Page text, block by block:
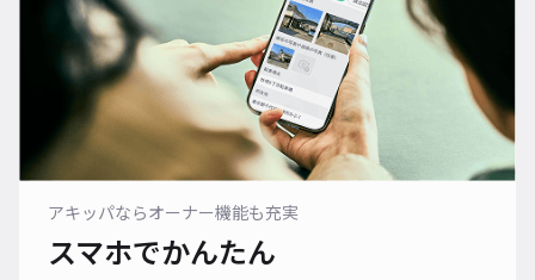
アキッパならオーナー機能も充実
スマホでかんたん